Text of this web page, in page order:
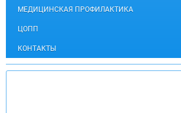
МЕДИЦИНСКАЯ ПРОФИЛАКТИКА
ЦОПП
КОНТАКТЫ